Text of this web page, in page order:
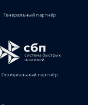
Генеральный партнёр
Официальный партнёр